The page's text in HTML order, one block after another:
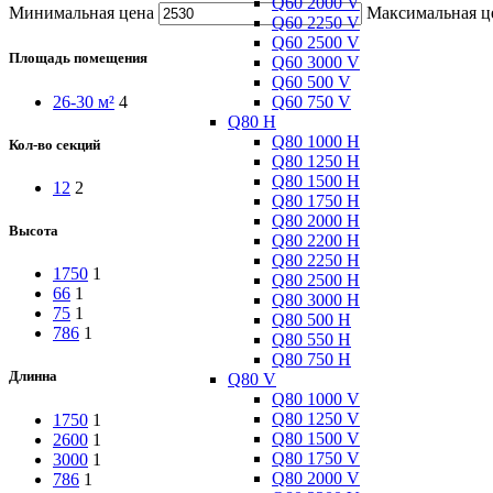
Q60 2250 V
Q60 2500 V
Q60 3000 V
Q60 500 V
Q60 750 V
Q80 H
Q80 1000 H
Q80 1250 H
Q80 1500 H
Q80 1750 H
Q80 2000 H
Q80 2200 H
Q80 2250 H
Q80 2500 H
Q80 3000 H
Q80 500 H
Q80 550 H
Q80 750 H
Q80 V
Q80 1000 V
Q80 1250 V
Q80 1500 V
Q80 1750 V
Q80 2000 V
Минимальная цена Максимальная
Площадь помещения
26-30 м² 4
Кол-во секций
12 2
Высота
1750 1
66 1
75 1
786 1
Длинна
1750 1
2600 1
3000 1
786 1